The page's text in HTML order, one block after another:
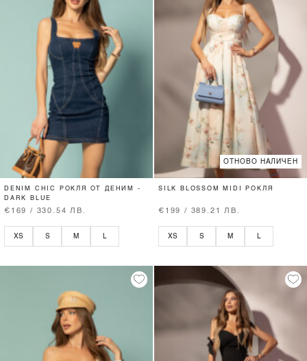
DENIM CHIC РОКЛЯ ОТ ДЕНИМ -
DARK BLUE
€169 / 330.54 ЛВ.
XS S M L
ОТНОВО НАЛИЧЕН
SILK BLOSSOM MIDI РОКЛЯ
€199 / 389.21 ЛВ.
XS S M L